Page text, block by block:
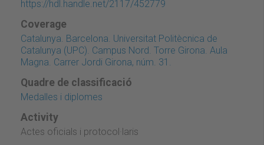
https://hdl.handle.net/2117/452779
Coverage
Catalunya. Barcelona. Universitat Politècnica de
Catalunya (UPC). Campus Nord. Torre Girona. Aula
Magna. Carrer Jordi Girona, núm. 31.
Quadre de classificació
Medalles i diplomes
Activity
Actes oficials i protocol·laris